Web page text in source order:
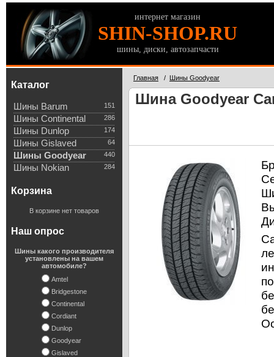
интернет магазин
SHIN-SHOP.RU
шины, диски, автозапчасти
Каталог
151
Шины Barum
286
Шины Continental
174
Шины Dunlop
64
Шины Gislaved
440
Шины Goodyear
284
Шины Nokian
Корзина
В корзине нет товаров
Наш опрос
Шины какого производителя
установлены на вашем
автомобиле?
Amtel
Bridgestone
Continental
Cordiant
Dunlop
Goodyear
Gislaved
Главная / Шины Goodyear
Шина Goodyear